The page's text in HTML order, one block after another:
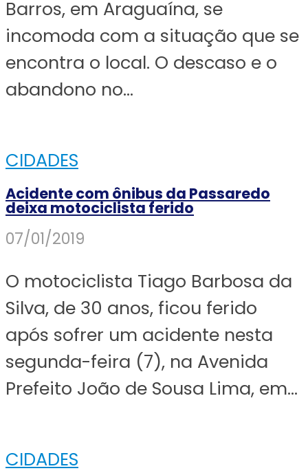
Barros, em Araguaína, se
incomoda com a situação que se
encontra o local. O descaso e o
abandono no...
CIDADES
Acidente com ônibus da Passaredo
deixa motociclista ferido
07/01/2019
O motociclista Tiago Barbosa da
Silva, de 30 anos, ficou ferido
após sofrer um acidente nesta
segunda-feira (7), na Avenida
Prefeito João de Sousa Lima, em...
CIDADES